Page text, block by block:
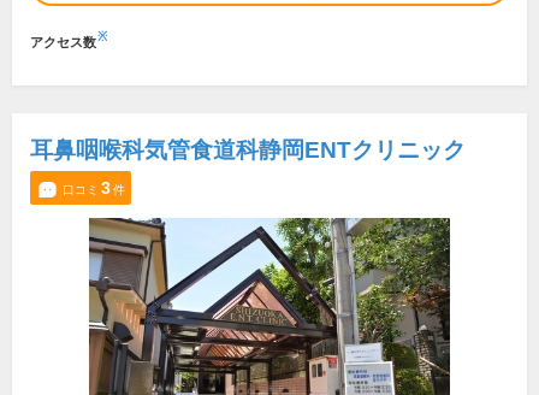
アクセス数※
耳鼻咽喉科気管食道科静岡ENTクリニック
口コミ 3件